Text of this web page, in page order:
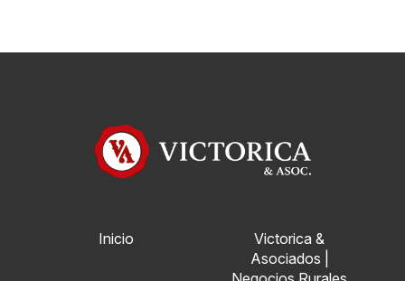
Inicio
Victorica &
Asociados |